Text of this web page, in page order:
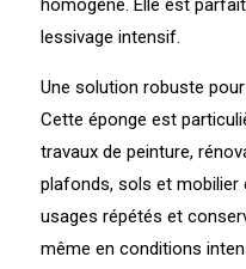
homogène. Elle est
lessivage intensif.
Une solution robuste
Cette éponge est
travaux de peinture,
plafonds, sols et mobilier
usages répétés et
même en conditions